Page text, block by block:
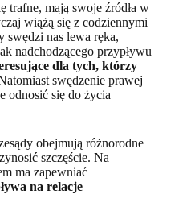
trafne, mają swoje źródła w
wiążą się z codziennymi
swędzi nas lewa ręka,
nadchodzącego przypływu
dla tych, którzy
swędzenie prawej
odnosić się do życia
obejmują różnorodne
szczęście. Na
ma zapewniać
na relacje